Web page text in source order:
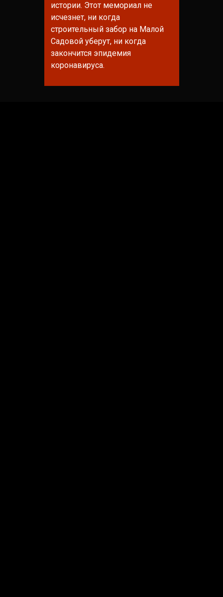
истории. Этот мемориал не
исчезнет, ни когда
строительный забор на Малой
Садовой уберут, ни когда
закончится эпидемия
коронавируса.